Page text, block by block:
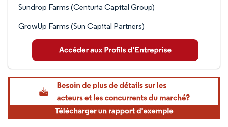
Sundrop Farms (Centuria Capital Group)
GrowUp Farms (Sun Capital Partners)